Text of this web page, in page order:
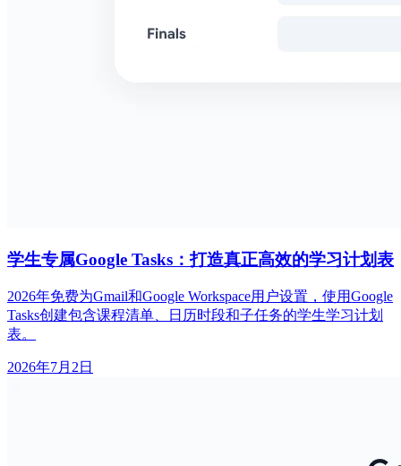
学生专属Google Tasks：打造真正高效的学习计划表
2026年免费为Gmail和Google Workspace用户设置，使用Google
Tasks创建包含课程清单、日历时段和子任务的学生学习计划
表。
2026年7月2日